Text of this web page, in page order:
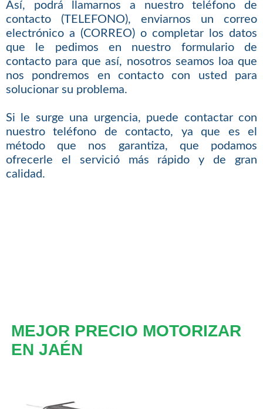
Así, podrá llamarnos a nuestro teléfono de
contacto (TELEFONO), enviarnos un correo
electrónico a (CORREO) o completar los datos
que le pedimos en nuestro formulario de
contacto para que así, nosotros seamos loa que
nos pondremos en contacto con usted para
solucionar su problema.
Si le surge una urgencia, puede contactar con
nuestro teléfono de contacto, ya que es el
método que nos garantiza, que podamos
ofrecerle el servició más rápido y de gran
calidad.
MEJOR PRECIO MOTORIZAR
EN JAÉN